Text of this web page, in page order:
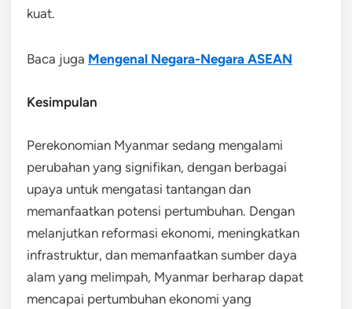
kuat.
Baca juga Mengenal Negara-Negara ASEAN
Kesimpulan
Perekonomian Myanmar sedang mengalami
perubahan yang signifikan, dengan berbagai
upaya untuk mengatasi tantangan dan
memanfaatkan potensi pertumbuhan. Dengan
melanjutkan reformasi ekonomi, meningkatkan
infrastruktur, dan memanfaatkan sumber daya
alam yang melimpah, Myanmar berharap dapat
mencapai pertumbuhan ekonomi yang